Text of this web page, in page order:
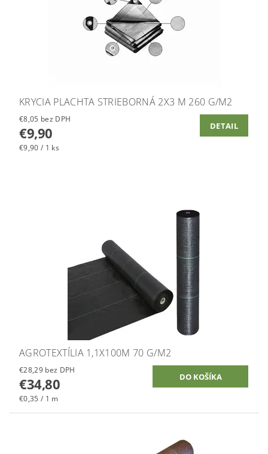
KRYCIA PLACHTA STRIEBORNÁ 2X3 M 260 G/M2
€8,05 bez DPH
€9,90
€9,90 / 1 ks
DETAIL
AGROTEXTÍLIA 1,1X100M 70 G/M2
€28,29 bez DPH
€34,80
€0,35 / 1 m